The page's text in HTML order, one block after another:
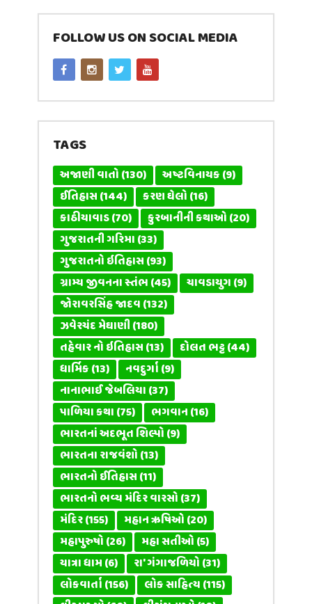
FOLLOW US ON SOCIAL MEDIA
TAGS
અજાણી વાતો(130) અષ્ટવિનાયક(9)
ઈતિહાસ(144) કરણ ઘેલો(16)
કાઠીયાવાડ(70) કુરબાનીની કથાઓ(20)
ગુજરાતની ગરિમા(33)
ગુજરાતનો ઇતિહાસ(93)
ગ્રામ્ય જીવનના સ્તંભ(45) ચાવડાયુગ(9)
જોરાવરસિંહ જાદવ(132)
ઝવેરચંદ મેઘાણી(180)
તહેવાર નો ઇતિહાસ(13) દોલત ભટ્ટ(44)
ધાર્મિક(13) નવદુર્ગા(9)
નાનાભાઈ જેબલિયા(37)
પાળિયા કથા(75) ભગવાન(16)
ભારતનાં અદભૂત શિલ્પો(9)
ભારતના રાજવંશો(13)
ભારતનો ઈતિહાસ(11)
ભારતનો ભવ્ય મંદિર વારસો(37)
મંદિર(155) મહાન ઋષિઓ(20)
મહાપુરુષો(26) મહા સતીઓ(5)
યાત્રા ધામ(6) રા' ગંગાજળિયો(31)
લોકવાર્તા(156) લોક સાહિત્ય(115)